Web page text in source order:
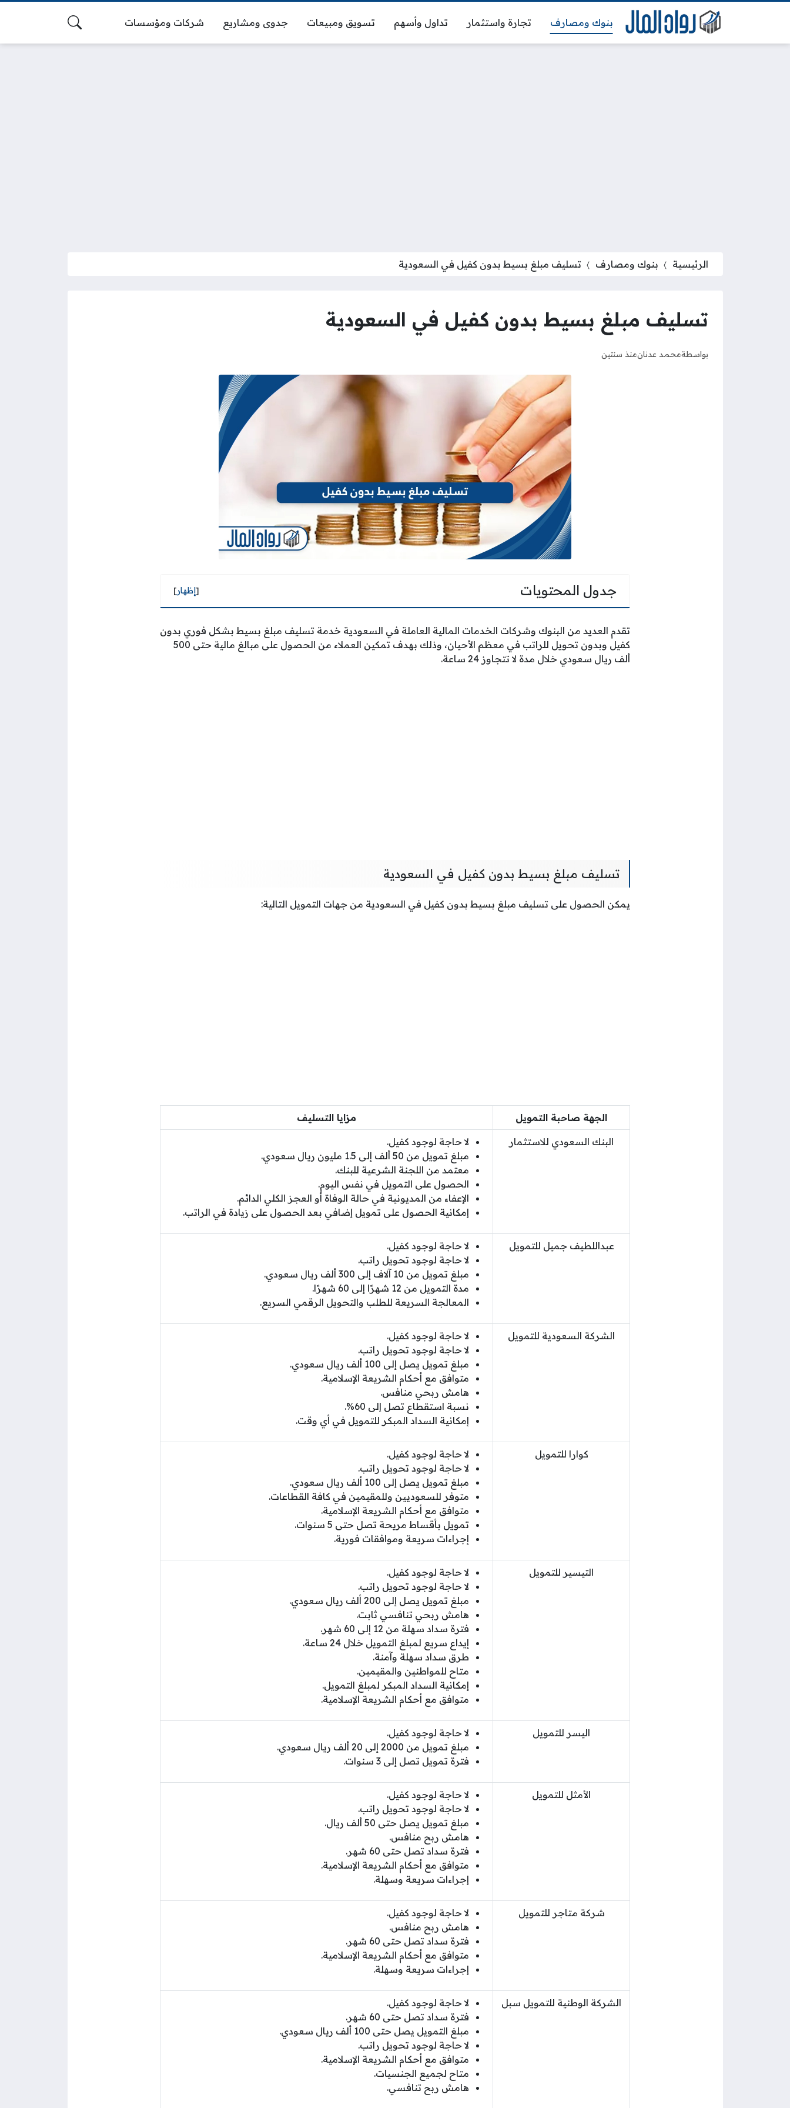
بنوك ومصارف تجارة واستثمار تداول وأسهم تسويق ومبيعات جدوى ومشاريع شركات ومؤسسات
الرئيسية بنوك ومصارف تسليف مبلغ بسيط بدون كفيل في السعودية
تسليف مبلغ بسيط بدون كفيل في السعودية
بواسطةمحمد عدنانمنذ سنتين
جدول المحتويات [إظهار]
تقدم العديد من البنوك وشركات الخدمات المالية العاملة في السعودية خدمة تسليف مبلغ بسيط بشكل فوري بدون
كفيل وبدون تحويل للراتب في معظم الأحيان، وذلك بهدف تمكين العملاء من الحصول على مبالغ مالية حتى 500
ألف ريال سعودي خلال مدة لا تتجاوز 24 ساعة.
تسليف مبلغ بسيط بدون كفيل في السعودية
يمكن الحصول على تسليف مبلغ بسيط بدون كفيل في السعودية من جهات التمويل التالية:
الجهة صاحبة التمويل مزايا التسليف
البنك السعودي للاستثمار
لا حاجة لوجود كفيل.
مبلغ تمويل من 50 ألف إلى 1.5 مليون ريال سعودي.
معتمد من اللجنة الشرعية للبنك.
الحصول على التمويل في نفس اليوم.
الإعفاء من المديونية في حالة الوفاة أو العجز الكلي الدائم.
إمكانية الحصول على تمويل إضافي بعد الحصول على زيادة في الراتب.
عبداللطيف جميل للتمويل
لا حاجة لوجود كفيل.
لا حاجة لوجود تحويل راتب.
مبلغ تمويل من 10 آلاف إلى 300 ألف ريال سعودي.
مدة التمويل من 12 شهرًا إلى 60 شهرًا.
المعالجة السريعة للطلب والتحويل الرقمي السريع.
الشركة السعودية للتمويل
لا حاجة لوجود كفيل.
لا حاجة لوجود تحويل راتب.
مبلغ تمويل يصل إلى 100 ألف ريال سعودي.
متوافق مع أحكام الشريعة الإسلامية.
هامش ربحي منافس.
نسبة استقطاع تصل إلى 60%.
إمكانية السداد المبكر للتمويل في أي وقت.
كوارا للتمويل
لا حاجة لوجود كفيل.
لا حاجة لوجود تحويل راتب.
مبلغ تمويل يصل إلى 100 ألف ريال سعودي.
متوفر للسعوديين وللمقيمين في كافة القطاعات.
متوافق مع أحكام الشريعة الإسلامية.
تمويل بأقساط مريحة تصل حتى 5 سنوات.
إجراءات سريعة وموافقات فورية.
التيسير للتمويل
لا حاجة لوجود كفيل.
لا حاجة لوجود تحويل راتب.
مبلغ تمويل يصل إلى 200 ألف ريال سعودي.
هامش ربحي تنافسي ثابت.
فترة سداد سهلة من 12 إلى 60 شهر.
إيداع سريع لمبلغ التمويل خلال 24 ساعة.
طرق سداد سهلة وآمنة.
متاح للمواطنين والمقيمين.
إمكانية السداد المبكر لمبلغ التمويل.
متوافق مع أحكام الشريعة الإسلامية.
اليسر للتمويل
لا حاجة لوجود كفيل.
مبلغ تمويل من 2000 إلى 20 ألف ريال سعودي.
فترة تمويل تصل إلى 3 سنوات.
الأمثل للتمويل
لا حاجة لوجود كفيل.
لا حاجة لوجود تحويل راتب.
مبلغ تمويل يصل حتى 50 ألف ريال.
هامش ربح منافس.
فترة سداد تصل حتى 60 شهر.
متوافق مع أحكام الشريعة الإسلامية.
إجراءات سريعة وسهلة.
شركة متاجر للتمويل
لا حاجة لوجود كفيل.
هامش ربح منافس.
فترة سداد تصل حتى 60 شهر.
متوافق مع أحكام الشريعة الإسلامية.
إجراءات سريعة وسهلة.
الشركة الوطنية للتمويل سبل
لا حاجة لوجود كفيل.
فترة سداد تصل حتى 60 شهر.
مبلغ التمويل يصل حتى 100 ألف ريال سعودي.
لا حاجة لوجود تحويل راتب.
متوافق مع أحكام الشريعة الإسلامية.
متاح لجميع الجنسيات.
هامش ربح تنافسي.